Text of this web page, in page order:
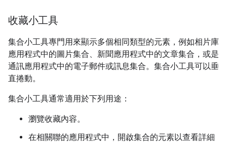
收藏小工具
集合小工具專門用來顯示多個相同類型的元素，例如相片庫
應用程式中的圖片集合、新聞應用程式中的文章集合，或是
通訊應用程式中的電子郵件或訊息集合。集合小工具可以垂
直捲動。
集合小工具通常適用於下列用途：
瀏覽收藏內容。
在相關聯的應用程式中，開啟集合的元素以查看詳細